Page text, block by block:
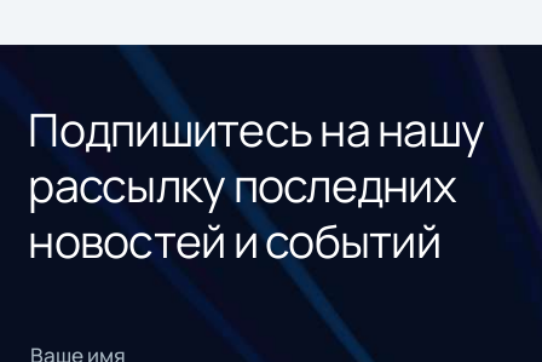
Подпишитесь на нашу
рассылку последних
новостей и событий